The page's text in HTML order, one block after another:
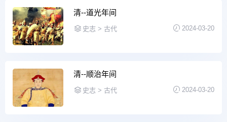
清--道光年间
史志 > 古代 2024-03-20
清--顺治年间
史志 > 古代 2024-03-20